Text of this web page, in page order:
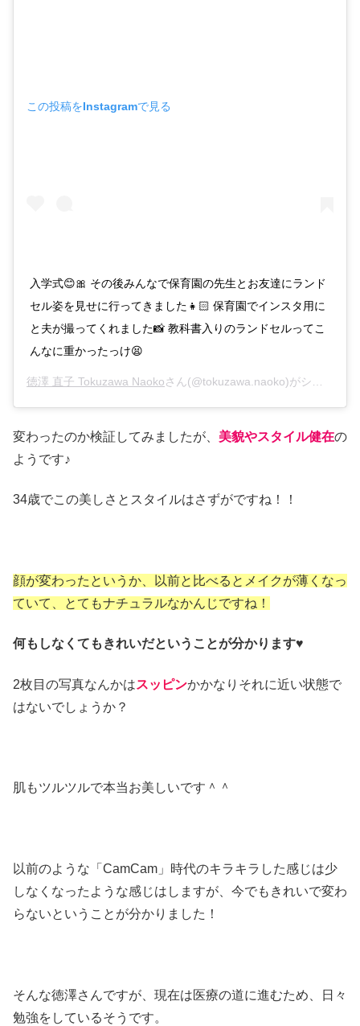
この投稿をInstagramで見る
入学式😊🎀 その後みんなで保育園の先生とお友達にランド
セル姿を見せに行ってきました👧🏻 保育園でインスタ用に
と夫が撮ってくれました📸 教科書入りのランドセルってこ
んなに重かったっけ😫
徳澤 直子 Tokuzawa Naokoさん(@tokuzawa.naoko)がシェアした投稿 –
変わったのか検証してみましたが、 美貌やスタイル健在の
ようです♪
34歳でこの美しさとスタイルはさずがですね！！
顔が変わったというか、以前と比べるとメイクが薄くなっ
ていて、とてもナチュラルなかんじですね！
何もしなくてもきれいだということが分かります♥
2枚目の写真なんかはスッピンかかなりそれに近い状態で
はないでしょうか？
肌もツルツルで本当お美しいです＾＾
以前のような「CamCam」時代のキラキラした感じは少
しなくなったような感じはしますが、今でもきれいで変わ
らないということが分かりました！
そんな徳澤さんですが、現在は医療の道に進むため、日々
勉強をしているそうです。